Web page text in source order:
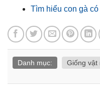
Tìm hiểu con gà
Danh mục: Giống vật